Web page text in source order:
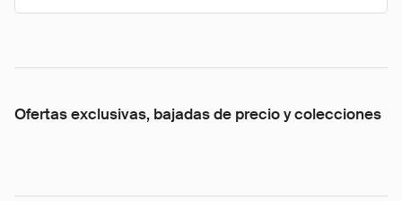
Ofertas exclusivas, bajadas de precio y colecciones